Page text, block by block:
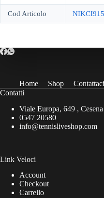
Cod Articolo
Home Shop Contattaci
Contatti
Viale Europa, 649 , Cesena
0547 20580
info@tennisliveshop.com
Link Veloci
Account
Checkout
Carrello